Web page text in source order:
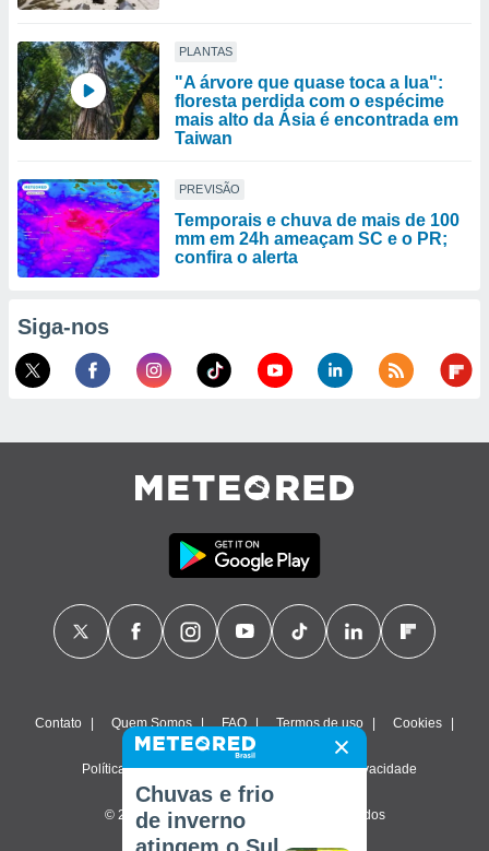
PLANTAS
"A árvore que quase toca a lua":
floresta perdida com o espécime
mais alto da Ásia é encontrada em
Taiwan
PREVISÃO
Temporais e chuva de mais de 100
mm em 24h ameaçam SC e o PR;
confira o alerta
Siga-nos
Contato Quem Somos FAQ Termos de uso Cookies
Política de privacidade Configurações de privacidade
© 2026 Meteored. Todos os direitos reservados
Chuvas e frio
de inverno